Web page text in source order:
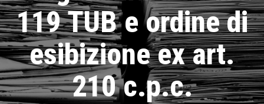
119 TUB e ordine di
esibizione ex art.
210 c.p.c.